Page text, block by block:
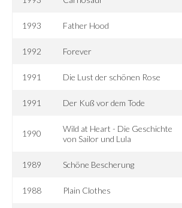
1993 Father Hood
1992 Forever
1991 Die Lust der schönen Rose
1991 Der Kuß vor dem Tode
1990
Wild at Heart - Die Geschichte
von Sailor und Lula
1989 Schöne Bescherung
1988 Plain Clothes